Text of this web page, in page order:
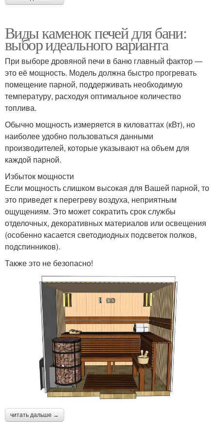
Виды каменок печей для бани:
выбор идеального варианта
При выборе дровяной печи в баню главный фактор —
это её мощность. Модель должна быстро прогревать
помещение парной, поддерживать необходимую
температуру, расходуя оптимальное количество
топлива.
Обычно мощность измеряется в киловаттах (кВт), но
наиболее удобно пользоваться данными
производителей, которые указывают на объем для
каждой парной.
Избыток мощности
Если мощность слишком высокая для Вашей парной, то
это приведет к перегреву воздуха, неприятным
ощущениям. Это может сократить срок службы
отделочных, декоративных материалов или освещения
(особенно касается светодиодных подсветок полков,
подспинников).
Также это не безопасно!
читать дальше →